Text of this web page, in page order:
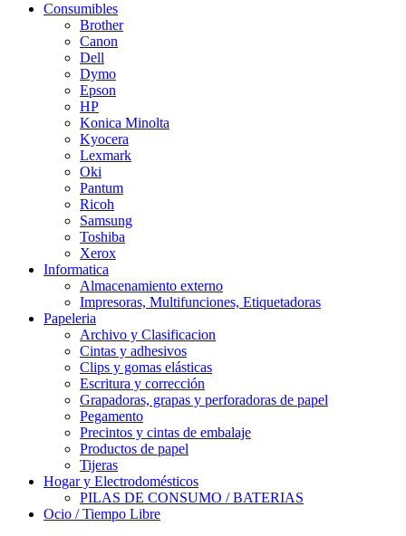
Consumibles
Brother
Canon
Dell
Dymo
Epson
HP
Konica Minolta
Kyocera
Lexmark
Oki
Pantum
Ricoh
Samsung
Toshiba
Xerox
Informatica
Almacenamiento externo
Impresoras, Multifunciones, Etiquetadoras
Papeleria
Archivo y Clasificacion
Cintas y adhesivos
Clips y gomas elásticas
Escritura y corrección
Grapadoras, grapas y perforadoras de papel
Pegamento
Precintos y cintas de embalaje
Productos de papel
Tijeras
Hogar y Electrodomésticos
PILAS DE CONSUMO / BATERIAS
Ocio / Tiempo Libre